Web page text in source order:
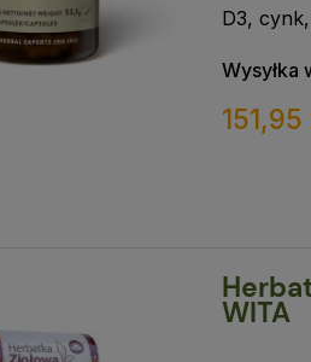
D3,
Wysyłka
151,95
WITA